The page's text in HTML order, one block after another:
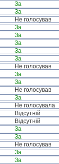
За
За
Не голосував
За
За
За
За
За
Не голосував
За
За
Не голосував
За
Не голосувала
Відсутній
Відсутній
За
За
Не голосував
За
За